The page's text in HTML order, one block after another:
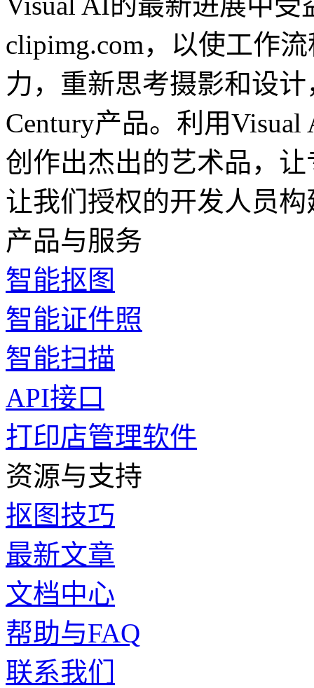
clipimg.com，以使工作
力，重新思考摄影和设
Century产品。利用
创作出杰出的艺术品，
让我们授权的开发人员
产品与服务
智能抠图
智能证件照
智能扫描
API接口
打印店管理软件
资源与支持
抠图技巧
最新文章
文档中心
帮助与FAQ
联系我们